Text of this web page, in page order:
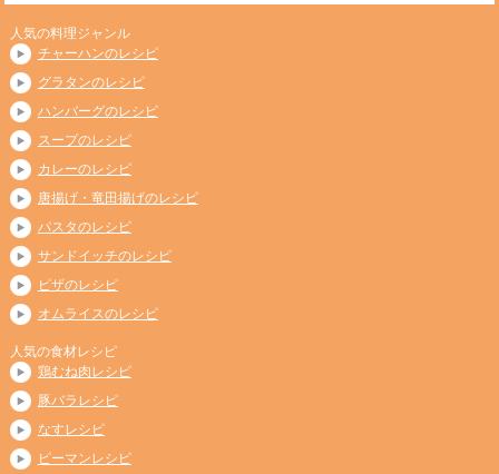
人気の料理ジャンル
チャーハンのレシピ
グラタンのレシピ
ハンバーグのレシピ
スープのレシピ
カレーのレシピ
唐揚げ・竜田揚げのレシピ
パスタのレシピ
サンドイッチのレシピ
ピザのレシピ
オムライスのレシピ
人気の食材レシピ
鶏むね肉レシピ
豚バラレシピ
なすレシピ
ピーマンレシピ